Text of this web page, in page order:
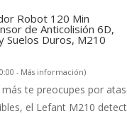
Robot 120 Min
de Anticolisión 6D,
Suelos Duros, M210
- Más información)
más te preocupes por
el Lefant M210